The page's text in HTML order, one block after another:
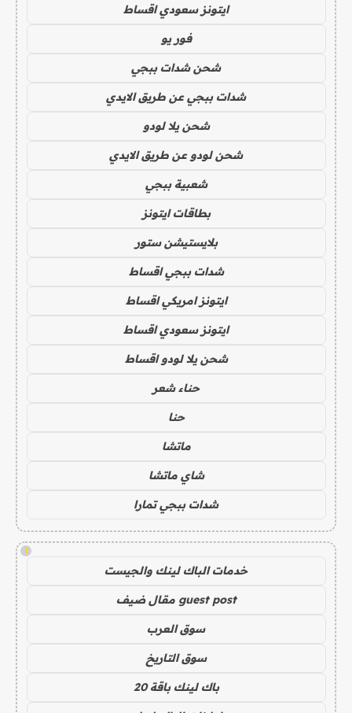
ايتونز سعودي اقساط
فور يو
شحن شدات ببجي
شدات ببجي عن طريق الايدي
شحن يلا لودو
شحن لودو عن طريق الايدي
شعبية ببجي
بطاقات ايتونز
بلايستيشن ستور
شدات ببجي اقساط
ايتونز امريكي اقساط
ايتونز سعودي اقساط
شحن يلا لودو اقساط
حناء شعر
حنا
ماتشا
شاي ماتشا
شدات ببجي تمارا
!
خدمات الباك لينك والجيست
guest post مقال ضيف
سوق العرب
سوق التاريخ
باك لينك باقة 20